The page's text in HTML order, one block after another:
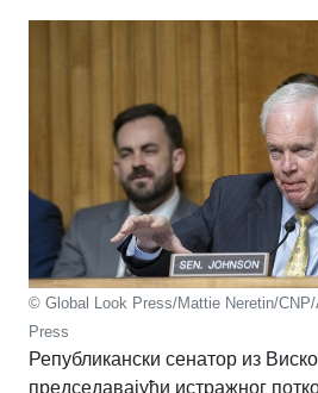
© Global Look Press/Mattie Neretin/
Press
Републикански сенатор из
председавајући истражног